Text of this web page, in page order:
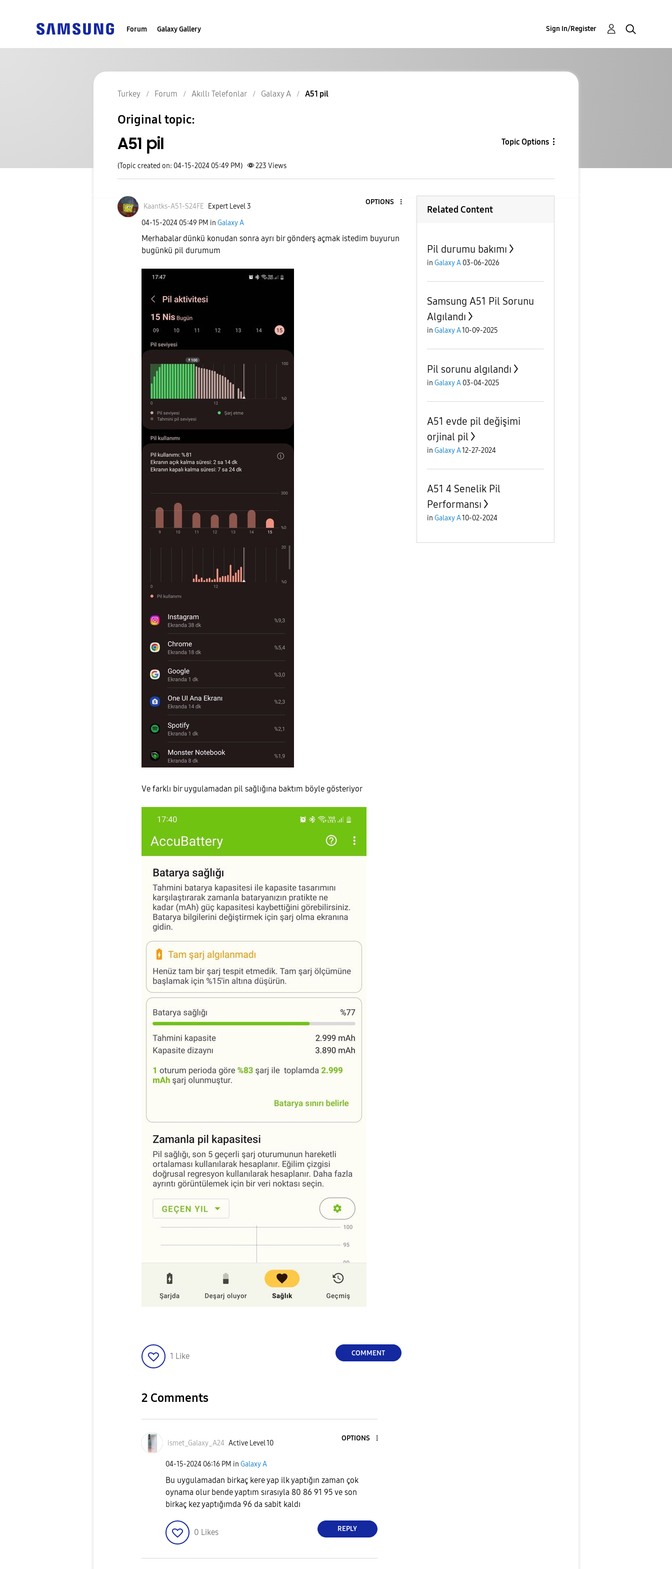
Forum Galaxy Gallery Sign In/Register
Turkey Forum Akıllı Telefonlar Galaxy A A51 pil
Original topic:
A51 pil Topic Options
(Topic created on: 04-15-2024 05:49 PM) 223 Views
Kaantks-A51-S24FE Expert Level 3
OPTIONS
‎04-15-2024 05:49 PM in Galaxy A
Merhabalar dünkü konudan sonra ayrı bir gönderş açmak istedim buyurun
bugünkü pil durumum
Ve farklı bir uygulamadan pil sağlığına baktım böyle gösteriyor
1 Like COMMENT
2 Comments
ismet_Galaxy_A24 Active Level 10
OPTIONS
‎04-15-2024 06:16 PM in Galaxy A
Bu uygulamadan birkaç kere yap ilk yaptığın zaman çok
oynama olur bende yaptım sırasıyla 80 86 91 95 ve son
birkaç kez yaptığımda 96 da sabit kaldı
0 Likes REPLY
Related Content
Pil durumu bakımı
in Galaxy A 03-06-2026
Samsung A51 Pil Sorunu
Algılandı
in Galaxy A10-09-2025
Pil sorunu algılandı
in Galaxy A 03-04-2025
A51 evde pil değişimi
orjinal pil
in Galaxy A12-27-2024
A51 4 Senelik Pil
Performansı
in Galaxy A10-02-2024